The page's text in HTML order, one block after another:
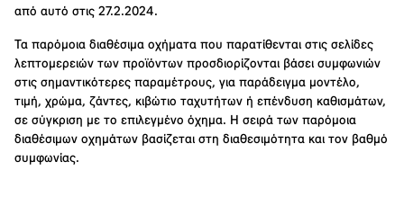
από αυτό στις 27.2.2024.
Τα παρόμοια διαθέσιμα οχήματα που παρατίθενται στις σελίδες
λεπτομερειών των προϊόντων προσδιορίζονται βάσει συμφωνιών
στις σημαντικότερες παραμέτρους, για παράδειγμα μοντέλο,
τιμή, χρώμα, ζάντες, κιβώτιο ταχυτήτων ή επένδυση καθισμάτων,
σε σύγκριση με το επιλεγμένο όχημα. Η σειρά των παρόμοια
διαθέσιμων οχημάτων βασίζεται στη διαθεσιμότητα και τον βαθμό
συμφωνίας.